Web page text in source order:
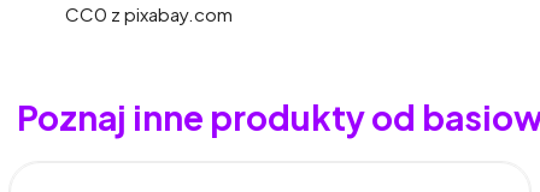
CC0 z pixabay.com
Poznaj inne produkty od